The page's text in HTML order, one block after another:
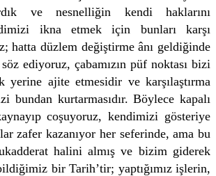
ve nesnelliğin kendi haklarını
ikna etmek için bunları karşı
hatta düzlem değiştirme ânı geldiğinde
ediyoruz, çabamızın püf noktası bizi
yerine ajite etmesidir ve karşılaştırma
bundan kurtarmasıdır. Böylece kapalı
coşuyoruz, kendimizi gösteriye
zafer kazanıyor her seferinde, ama bu
halini almış ve bizim giderek
bir Tarih’tir; yaptığımız işlerin,